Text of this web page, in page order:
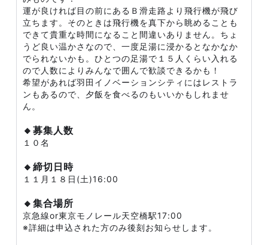
運が良ければ目の前にあるＢ滑走路より飛行機が飛び
立ちます。そのときは飛行機を真下から眺めることも
できて貴重な時間になること間違いありません。ちょ
うど良い温かさなので、一度足湯に浸かるとなかなか
でられないかも。ひとつの足湯で１５人くらい入れる
ので人数によりみんなで囲んで歓談できるかも！
希望があれば羽田イノベーションシティにはレストラ
ンもあるので、夕飯を食べるのもいいかもしれませ
ん。
🔸募集人数
１０名
🔸締切日時
１１月１８日(土)16:00
🔸集合場所
京急線or東京モノレール天空橋駅17:00
※詳細は申込された方のみ後刻お知らせします。